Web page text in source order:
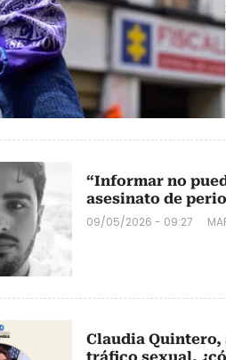
“Informar no
asesinato de
09/05/2026 - 09:27
Claudia